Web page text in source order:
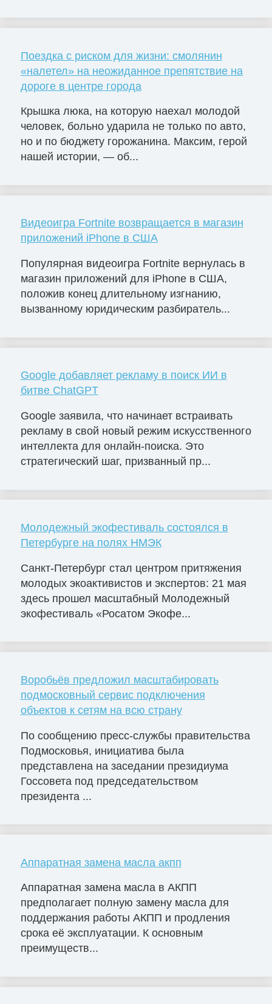
Поездка с риском для жизни: смолянин
«налетел» на неожиданное препятствие на
дороге в центре города
Крышка люка, на которую наехал молодой
человек, больно ударила не только по авто,
но и по бюджету горожанина. Максим, герой
нашей истории, — об...
Видеоигра Fortnite возвращается в магазин
приложений iPhone в США
Популярная видеоигра Fortnite вернулась в
магазин приложений для iPhone в США,
положив конец длительному изгнанию,
вызванному юридическим разбиратель...
Google добавляет рекламу в поиск ИИ в
битве ChatGPT
Google заявила, что начинает встраивать
рекламу в свой новый режим искусственного
интеллекта для онлайн-поиска. Это
стратегический шаг, призванный пр...
Молодежный экофестиваль состоялся в
Петербурге на полях НМЭК
Санкт-Петербург стал центром притяжения
молодых экоактивистов и экспертов: 21 мая
здесь прошел масштабный Молодежный
экофестиваль «Росатом Экофе...
Воробьёв предложил масштабировать
подмосковный сервис подключения
объектов к сетям на всю страну
По сообщению пресс-службы правительства
Подмосковья, инициатива была
представлена на заседании президиума
Госсовета под председательством
президента ...
Аппаратная замена масла акпп
Аппаратная замена масла в АКПП
предполагает полную замену масла для
поддержания работы АКПП и продления
срока её эксплуатации. К основным
преимуществ...